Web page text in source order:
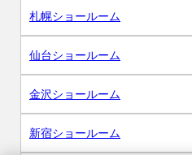
札幌ショールーム
仙台ショールーム
金沢ショールーム
新宿ショールーム